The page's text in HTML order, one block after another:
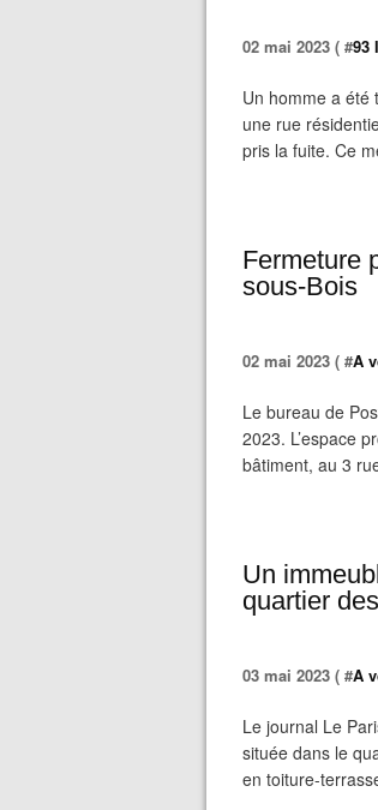
02 mai 2023 ( #93
Un homme a été
une rue
pris la fuite. Ce
Fermeture
sous-Bois
02 mai 2023 ( #A
Le bureau de
2023. L’espace
bâtiment, au 3
Un
quartier
03 mai 2023 ( #A
Le journal Le
située dans le
en toiture-